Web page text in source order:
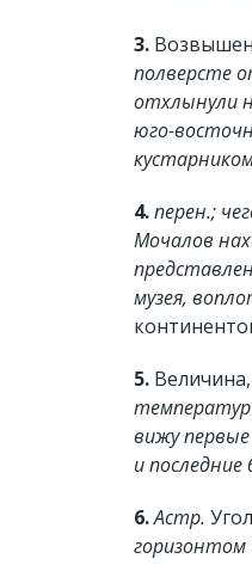
3.
полверсте
отхлынули
юго-
4.перен.;
Мочалов
музея,
5.
вижу
и
6.Астр.
горизонтом